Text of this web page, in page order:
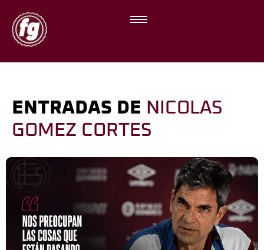
ENTRADAS DE NICOLAS
GOMEZ CORTES